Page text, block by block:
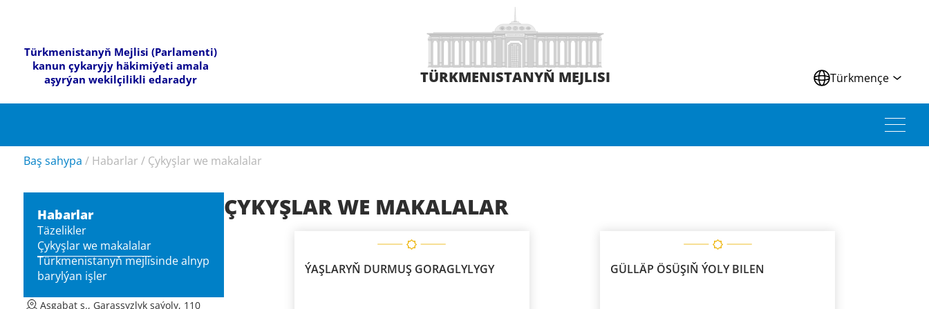
Türkmenistanyň Mejlisi (Parlamenti)
kanun çykaryjy häkimiýeti amala
aşyrýan wekilçilikli edaradyr
TÜRKMENISTANYŇ MEJLISI Türkmençe
Baş sahypa / Habarlar / Çykyşlar we makalalar
Habarlar
Täzelikler
Çykyşlar we makalalar
Türkmenistanyň mejlisinde alnyp
barylýan işler
Aşgabat ş., Garaşsyzlyk şaýoly, 110
ÇYKYŞLAR WE MAKALALAR
ÝAŞLARYŇ DURMUŞ GORAGLYLYGY GÜLLÄP ÖSÜŞIŇ ÝOLY BILEN